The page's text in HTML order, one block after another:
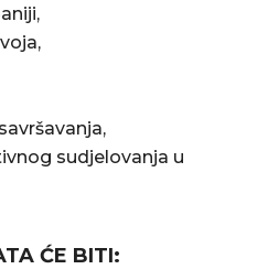
sudjelovanja u
ĆE BITI: